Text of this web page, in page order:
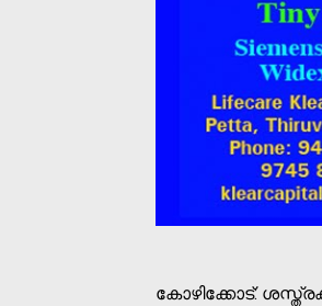
കോഴിക്കോട്: